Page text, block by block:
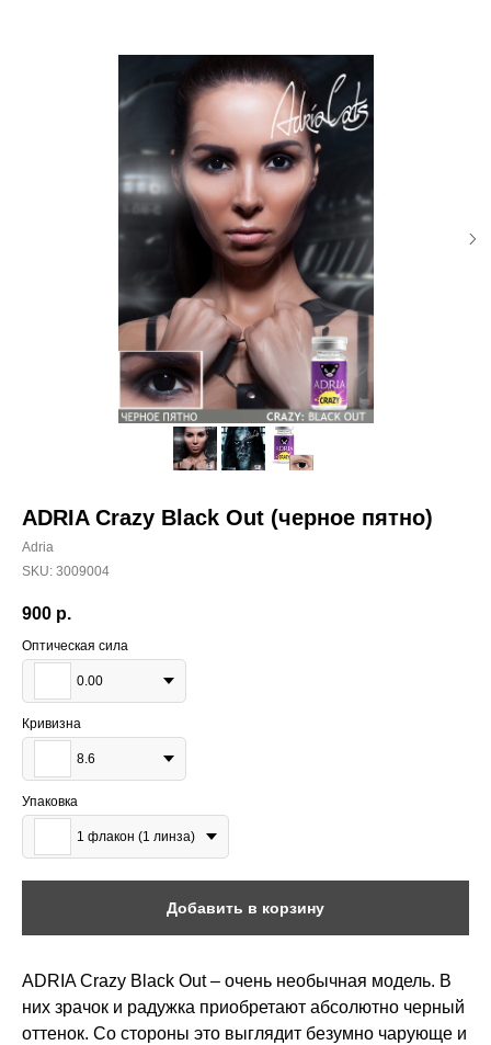
ADRIA Crazy Black Out (черное пятно)
Adria
SKU: 3009004
900 р.
Оптическая сила
0.00
Кривизна
8.6
Упаковка
1 флакон (1 линза)
Добавить в корзину
ADRIA Crazy Black Out – очень необычная модель. В
них зрачок и радужка приобретают абсолютно черный
оттенок. Со стороны это выглядит безумно чарующе и